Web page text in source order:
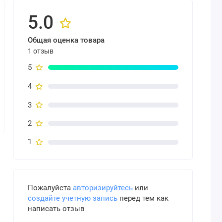
5.0
Общая оценка товара
1 отзыв
5
4
3
2
1
Пожалуйста авторизируйтесьили
создайте учетную записьперед тем как
написать отзыв